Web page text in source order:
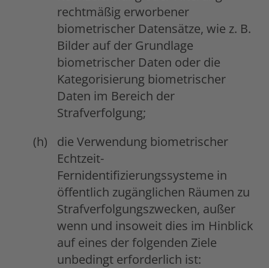
rechtmäßig erworbener
biometrischer Datensätze, wie z. B.
Bilder auf der Grundlage
biometrischer Daten oder die
Kategorisierung biometrischer
Daten im Bereich der
Strafverfolgung;
die Verwendung biometrischer
Echtzeit-
Fernidentifizierungssysteme in
öffentlich zugänglichen Räumen zu
Strafverfolgungszwecken, außer
wenn und insoweit dies im Hinblick
auf eines der folgenden Ziele
unbedingt erforderlich ist: